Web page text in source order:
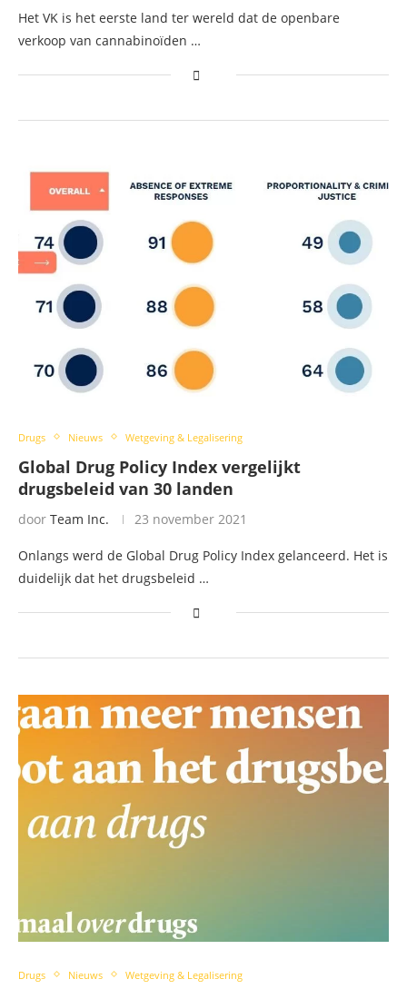
Het VK is het eerste land ter wereld dat de openbare
verkoop van cannabinoïden …
Drugs Nieuws Wetgeving & Legalisering
Global Drug Policy Index vergelijkt
drugsbeleid van 30 landen
door Team Inc. 23 november 2021
Onlangs werd de Global Drug Policy Index gelanceerd. Het is
duidelijk dat het drugsbeleid …
Drugs Nieuws Wetgeving & Legalisering